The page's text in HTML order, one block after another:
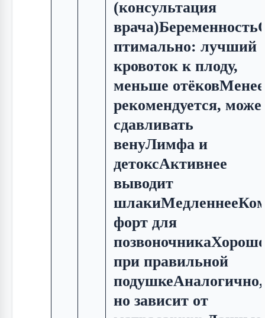
(консультация
птимально: лучший
кровоток к плоду,
меньше отёковМенее
рекомендуется,
сдавливать
венуЛимфа и
детоксАктивнее
выводит
форт для
при правильной
подушкеАналогично,
но зависит от